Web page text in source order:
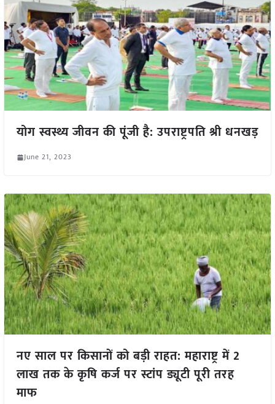
योग स्वस्थ्य जीवन की पूंजी है: उपराष्ट्रपति श्री धनखड़
June 21, 2023
नए साल पर किसानों को बड़ी राहत: महाराष्ट्र में 2
लाख तक के कृषि कर्ज पर स्टांप ड्यूटी पूरी तरह
माफ